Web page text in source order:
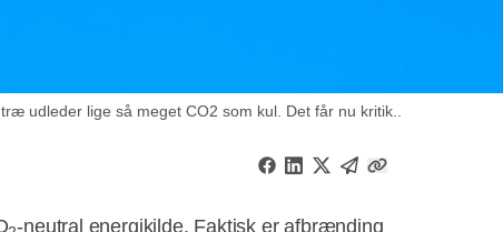
udleder lige så meget CO2 som kul. Det får nu kritik..
-neutral energikilde. Faktisk er afbrænding